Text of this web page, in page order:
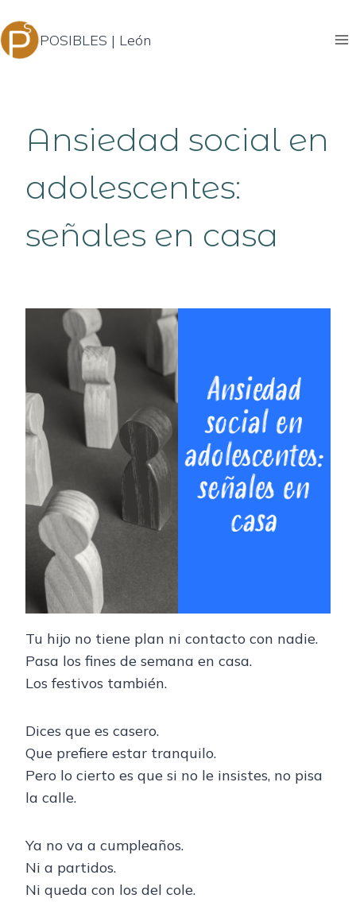
al
contenido
POSIBLES | León
Ansiedad social en
adolescentes:
señales en casa
Tu hijo no tiene plan ni contacto con nadie.
Pasa los fines de semana en casa.
Los festivos también.
Dices que es casero.
Que prefiere estar tranquilo.
Pero lo cierto es que si no le insistes, no pisa
la calle.
Ya no va a cumpleaños.
Ni a partidos.
Ni queda con los del cole.